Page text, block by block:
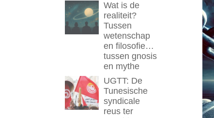
Wat is de
realiteit?
Tussen
wetenschap
en filosofie…
tussen gnosis
en mythe
UGTT: De
Tunesische
syndicale
reus ter